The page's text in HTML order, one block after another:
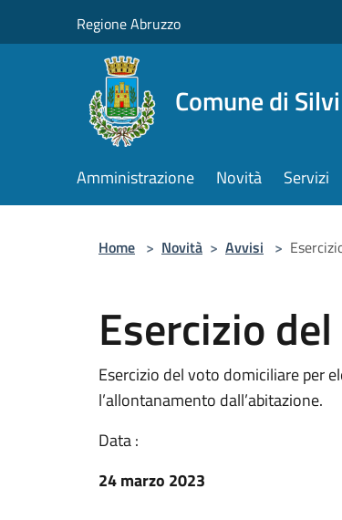
Regione Abruzzo
Comune di Silvi
Amministrazione Novità Servizi
Home > Novità > Avvisi >
Esercizio
Esercizio del voto domiciliare per
l’allontanamento dall’abitazione.
Data :
24 marzo 2023